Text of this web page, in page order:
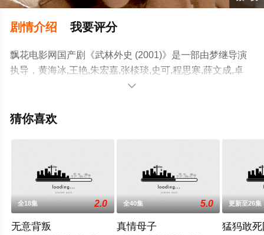
剧情介绍 我要评分
飘花电影网国产剧《武林外史 (2001)》是一部由梦继导演
执导，黄海冰,王艳,朱宏嘉,张棪琰,史可,程思寒,薛文成,卓
凡,戴春荣,王建新,李倩,万弘杰,杨俊毅,张晋,崔哲铭等演员精
集），手机免费观看高清未删减完整版电视剧全集就上飘
。

猜你喜欢
全18集 2.0
无意背叛
全40集 5.0
真情母子
更新至26集
猛犸敢